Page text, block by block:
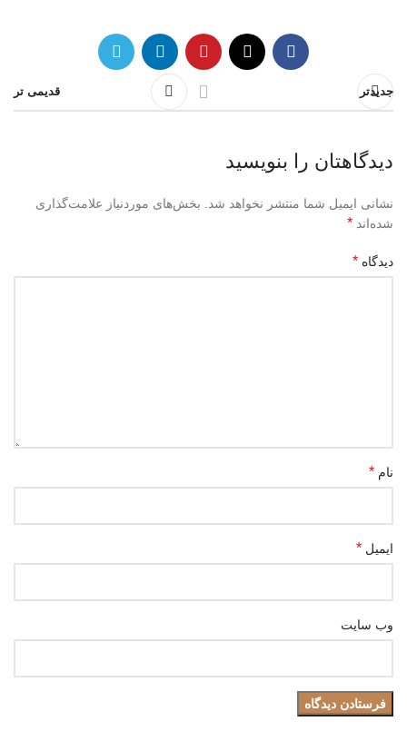
جدیدتر قدیمی تر
دیدگاهتان را بنویسید
نشانی ایمیل شما منتشر نخواهد شد. بخش‌های موردنیاز علامت‌گذاری
شده‌اند *
دیدگاه *
نام *
ایمیل *
وب‌ سایت